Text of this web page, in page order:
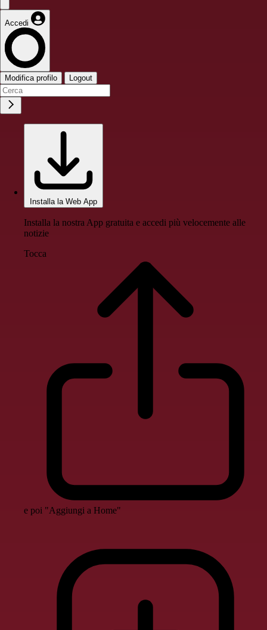
Accedi
Modifica profilo Logout
Installa la Web App
Installa la nostra App gratuita e accedi più velocemente alle
notizie
Tocca
e poi "Aggiungi a Home"